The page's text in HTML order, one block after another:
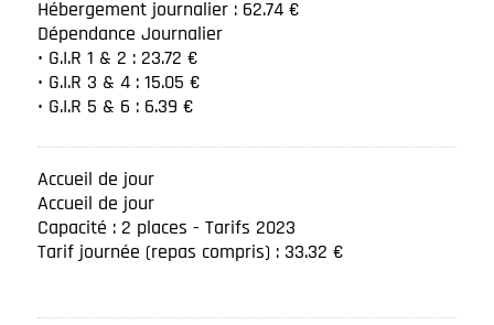
Hébergement journalier : 62.74 €
Dépendance Journalier
• G.I.R 1 & 2 : 23.72 €
• G.I.R 3 & 4 : 15.05 €
• G.I.R 5 & 6 : 6.39 €
Accueil de jour
Accueil de jour
Capacité : 2 places - Tarifs 2023
Tarif journée (repas compris) : 33.32 €